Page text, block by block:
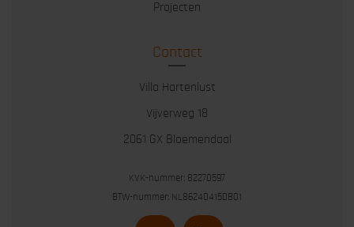
Projecten
Contact
Villa Hartenlust
Vijverweg 18
2061 GX Bloemendaal
KVK-nummer: 82270597
BTW-nummer: NL862404150B01